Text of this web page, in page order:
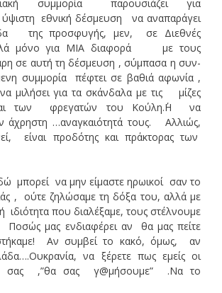
συμμορία παρουσιάζει για
εθνική δέσμευση να αναπαράγει
της προσφυγής, μεν, σε Διεθνές
μόνο για ΜΙΑ διαφορά με τους
σε αυτή τη δέσμευση , σύμπασα η συν-
συμμορία πέφτει σε βαθιά αφωνία ,
μιλήσει για τα σκάνδαλα με τις μίζες
των φρεγατών του Κούλη.΄Η να
άχρηστη …αναγκαιότητά τους. Αλλιώς,
είναι προδότης και πράκτορας των
μπορεί να μην είμαστε ηρωικοί σαν το
, ούτε ζηλώσαμε τη δόξα του, αλλά με
ιδιότητα που διαλέξαμε, τους στέλνουμε
Ποσώς μας ενδιαφέρει αν θα μας πείτε
Αν συμβεί το κακό, όμως, αν
να ξέρετε πως εμείς οι
σας ,”θα σας γ@μήσουμε” .Να το